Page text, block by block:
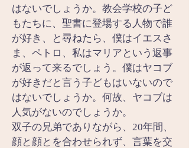
はないでしょうか。教会学校の子ど
もたちに、聖書に登場する人物で誰
が好き、と尋ねたら、僕はイエスさ
ま、ペトロ、私はマリアという返事
が返って来るでしょう。僕はヤコブ
が好きだと言う子どもはいないので
はないでしょうか。何故、ヤコブは
人気がないのでしょうか。
双子の兄弟でありながら、20年間、
顔と顔とを合わせられず、言葉を交